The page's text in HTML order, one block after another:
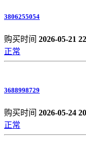
3806255054
购买时间 2026-05-21
正常
3688998729
购买时间 2026-05-24
正常